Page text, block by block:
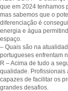
que em 2024 tenhamos
mas sabemos que o
diferenciação é
energia e água
espaço.
– Quais são na
portugueses enfrentam
R – Acima de tudo a
qualidade. Profissionais
capazes de facilitar os
grandes desafios.